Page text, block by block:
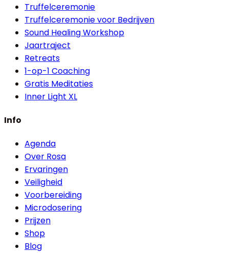
Truffelceremonie
Truffelceremonie voor Bedrijven
Sound Healing Workshop
Jaartraject
Retreats
1-op-1 Coaching
Gratis Meditaties
Inner Light XL
Info
Agenda
Over Rosa
Ervaringen
Veiligheid
Voorbereiding
Microdosering
Prijzen
Shop
Blog